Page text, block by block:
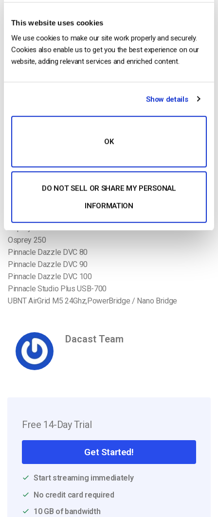
This website uses cookies
We use cookies to make our site work properly and securely.
Cookies also enable us to get you the best experience on our
website, adding relevant services and enriched content.
Show details
OK
DO NOT SELL OR SHARE MY PERSONAL
INFORMATION
AverMedia AverTV HD DVR (C027 – MTVHDDVRR)
AverMedia DarkCrystal HD Capture SDK Duo (C129)
Estúdio de televisão Blackmagic ATEM
Mini conversor HDMI para SDI da Blackmagic Design
Blackmagic Intensity Shuttle
Misturador de vídeo digital Datavideo SE-800
Placa de captura de vídeo PCI de altura total Hauppauge 558
KWorld USB2800D
[Reported as choppy] Matrox MXO2 LE
Osprey 250
Pinnacle Dazzle DVC 80
Pinnacle Dazzle DVC 90
Pinnacle Dazzle DVC 100
Pinnacle Studio Plus USB-700
UBNT AirGrid M5 24Ghz,PowerBridge / Nano Bridge
Dacast Team
Free 14-Day Trial
Get Started!
Start streaming immediately
No credit card required
10 GB of bandwidth